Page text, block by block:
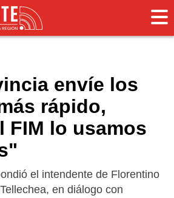
envíe los
rápido,
FIM lo usamos
el intendente de Florentino
en diálogo con